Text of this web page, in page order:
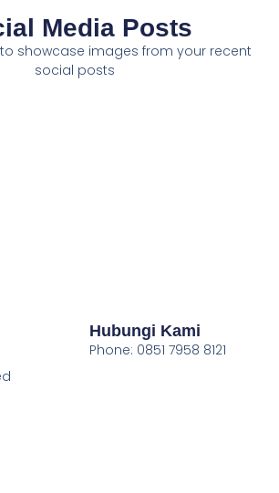
Media Posts
showcase images from your recent
social posts
Hubungi Kami
Phone: 0851 7958 8121